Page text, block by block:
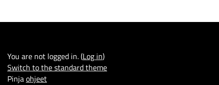
You are not logged in. (Log in)
Switch to the standard theme
Pinjaohjeet